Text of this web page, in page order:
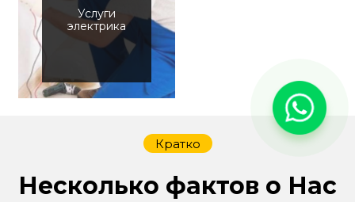
Услуги
электрика
Кратко
Несколько фактов о Нас